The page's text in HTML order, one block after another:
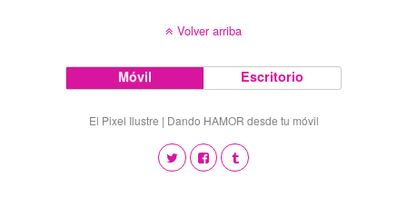
Volver arriba
Móvil Escritorio
El Pixel Ilustre | Dando HAMOR desde tu móvil